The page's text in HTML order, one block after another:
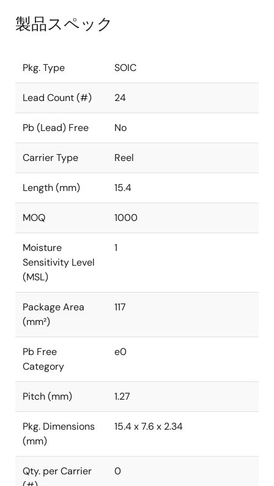
製品スペック
Pkg. Type SOIC
Lead Count (#) 24
Pb (Lead) Free No
Carrier Type Reel
Length (mm) 15.4
MOQ 1000
Moisture
Sensitivity Level
(MSL)
1
Package Area
(mm²)
117
Pb Free
Category
e0
Pitch (mm) 1.27
Pkg. Dimensions
(mm)
15.4 x 7.6 x 2.34
Qty. per Carrier
0